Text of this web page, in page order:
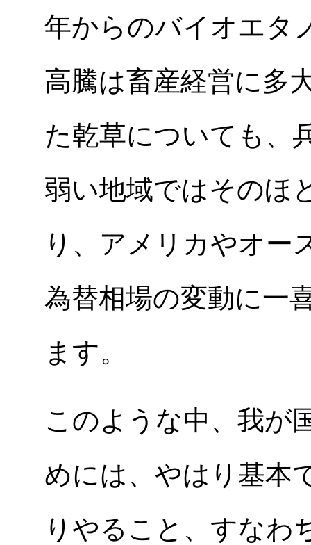
年からのバイオエタ
高騰は畜産経営に多
た乾草についても、
弱い地域ではそのほ
り、アメリカやオー
為替相場の変動に一
ます。
このような中、我が
めには、やはり基本
りやること、すなわ